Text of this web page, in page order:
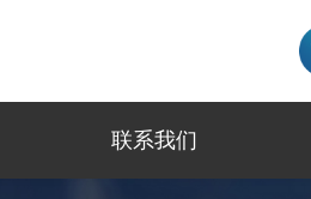
联系我们